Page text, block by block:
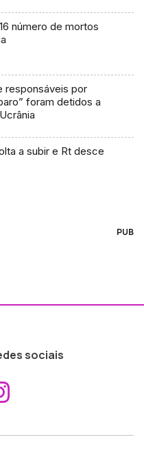
número de mortos
responsáveis por
foram detidos a
a subir e Rt desce
PUB
sociais
ao